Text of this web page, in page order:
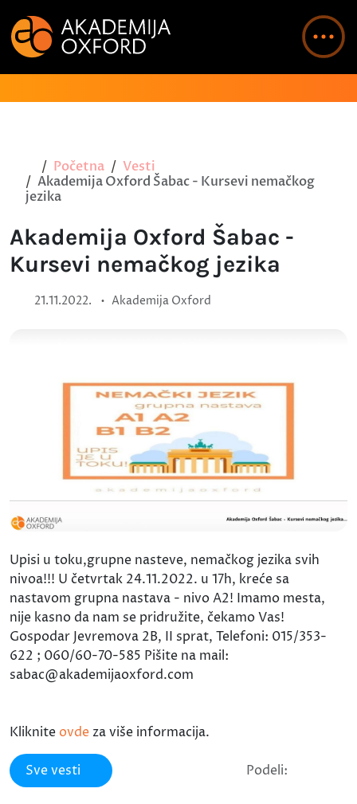
Početna
Vesti
Akademija Oxford Šabac - Kursevi nemačkog
jezika
Akademija Oxford Šabac -
Kursevi nemačkog jezika
21.11.2022. • Akademija Oxford
Upisi u toku,grupne nasteve, nemačkog jezika svih
nivoa!!! U četvrtak 24.11.2022. u 17h, kreće sa
nastavom grupna nastava - nivo A2! Imamo mesta,
nije kasno da nam se pridružite, čekamo Vas!
Gospodar Jevremova 2B, II sprat, Telefoni: 015/353-
622 ; 060/60-70-585 Pišite na mail:
sabac@akademijaoxford.com
Kliknite ovde za više informacija.
Sve vesti Podeli: